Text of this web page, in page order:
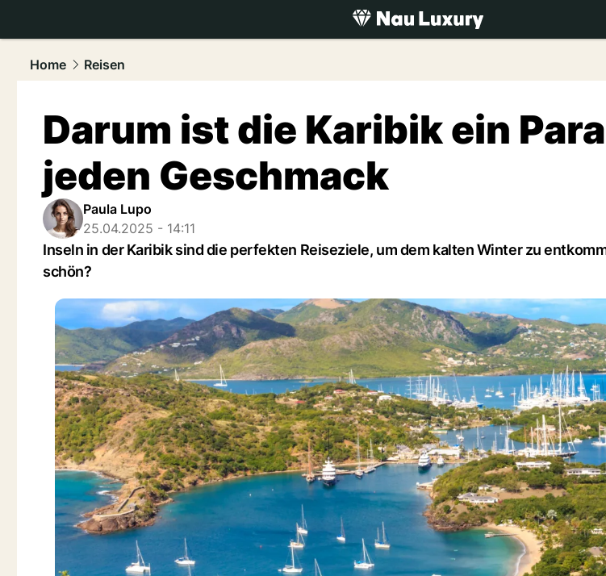
luxury.NAU.ch
Home
Reisen
Darum ist die Karibik ein
jeden Geschmack
Paula Lupo
25.04.2025 - 14:11
Inseln in der Karibik sind die perfekten Reiseziele, um dem kalten Winter zu
schön?